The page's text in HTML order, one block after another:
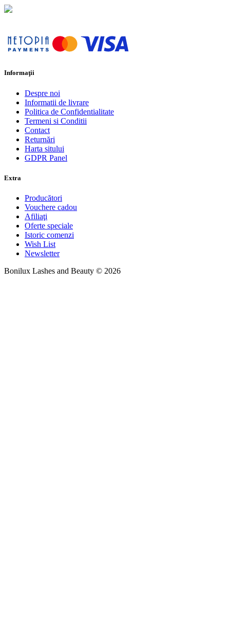
Informaţii
Despre noi
Informatii de livrare
Politica de Confidentialitate
Termeni si Conditii
Contact
Returnări
Harta sitului
GDPR Panel
Extra
Producători
Vouchere cadou
Afiliaţi
Oferte speciale
Istoric comenzi
Wish List
Newsletter
Bonilux Lashes and Beauty © 2026